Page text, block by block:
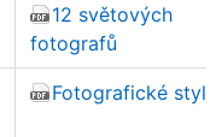
12 světových
fotografů
Fotografické styly